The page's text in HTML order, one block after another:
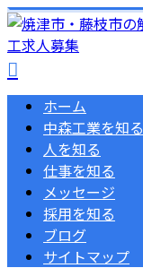
ホーム
中森工業を知る
人を知る
仕事を知る
メッセージ
採用を知る
ブログ
サイトマップ